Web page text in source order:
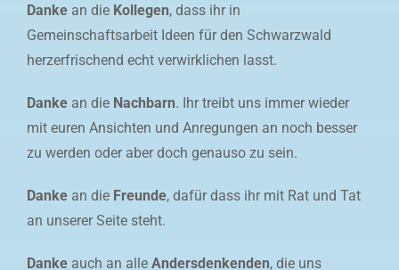
Dankean die Kollegen, dass ihr in
Gemeinschaftsarbeit Ideen für den Schwarzwald
herzerfrischend echt verwirklichen lasst.
Dankean die Nachbarn. Ihr treibt uns immer wieder
mit euren Ansichten und Anregungen an noch besser
zu werden oder aber doch genauso zu sein.
Dankean die Freunde, dafür dass ihr mit Rat und Tat
an unserer Seite steht.
Dankeauch an alle Andersdenkenden, die uns